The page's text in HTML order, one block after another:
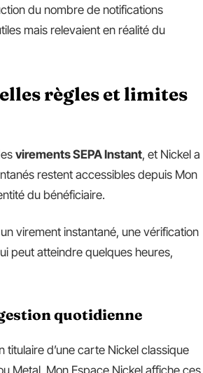
du nombre de notifications
mais relevaient en réalité du
règles et limites
virements SEPA Instant, et Nickel a
restent accessibles depuis Mon
du bénéficiaire.
virement instantané, une vérification
peut atteindre quelques heures,
quotidienne
titulaire d’une carte Nickel classique
Metal. Mon Espace Nickel affiche ces